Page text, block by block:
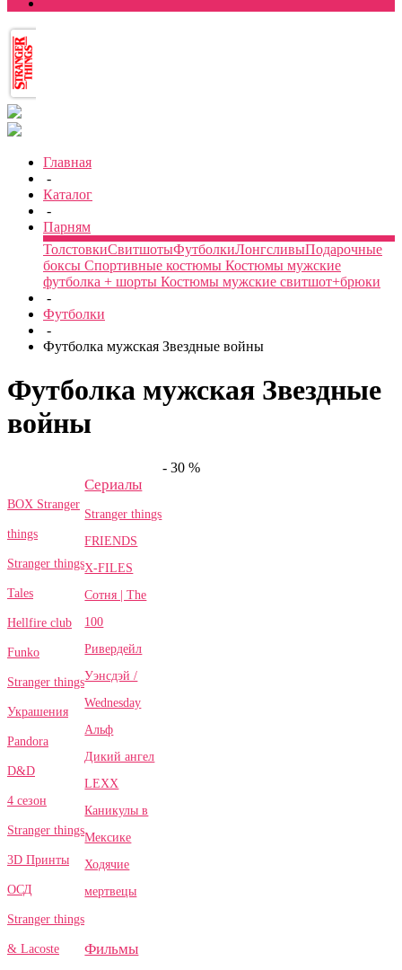
Главная
-
Каталог
-
Парням
ТолстовкиСвитшотыФутболкиЛонгсливыПодарочные
боксы Спортивные костюмы Костюмы мужские
футболка + шорты Костюмы мужские свитшот+брюки
-
Футболки
-
Футболка мужская Звездные войны
Футболка мужская Звездные
войны
BOX Stranger
things
Stranger things
Tales
Hellfire club
Funko
Stranger things
Украшения
Pandora
D&D
4 сезон
Stranger things
3D Принты
ОСД
Stranger things
& Lacoste
Сериалы
Stranger things
FRIENDS
X-FILES
Сотня | The
100
Ривердейл
Уэнсдэй /
Wednesday
Альф
Дикий ангел
LEXX
Каникулы в
Мексике
Ходячие
мертвецы
Фильмы
- 30 %